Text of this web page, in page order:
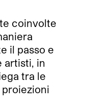
coinvolte
il passo e
artisti, in
tra le